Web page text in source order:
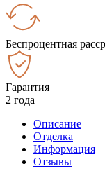
Беспроцентная
Гарантия
2 года
Описание
Отделка
Информация
Отзывы